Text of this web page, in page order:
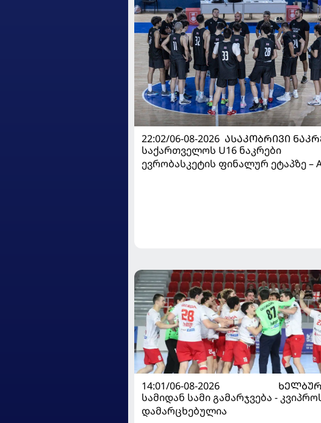
22:02/06-08-2026 ᲐᲡᲐᲙᲝᲑᲠᲘᲕᲘ
საქართველოს U16 ნაკრები
ევრობასკეტის ფინალურ ეტაპზე –
14:01/06-08-2026
სამიდან სამი გამარჯვება -
დამარცხებულია